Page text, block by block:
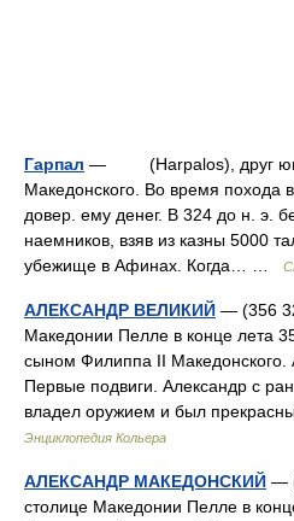
Гарпал — (Harpalos), друг
Македонского. Во время похода
довер. ему денег. В 324 до н. э.
наемников, взяв из казны 5000
убежище в Афинах. Когда… …
АЛЕКСАНДР ВЕЛИКИЙ — (356
Македонии Пелле в конце лета
сыном Филиппа II
Первые подвиги. Александр с
владел оружием и был
Энциклопедия Кольера
АЛЕКСАНДР МАКЕДОНСКИЙ —
столице Македонии Пелле в